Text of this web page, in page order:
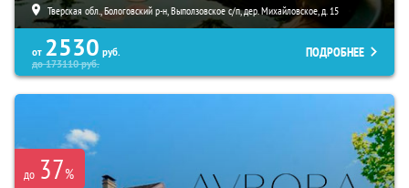
Тверская обл., Бологовский р-н, Выползовское с/п, дер. Михайловское, д. 15
от 2530 руб.
до173110руб.
ПОДРОБНЕЕ
до 37%